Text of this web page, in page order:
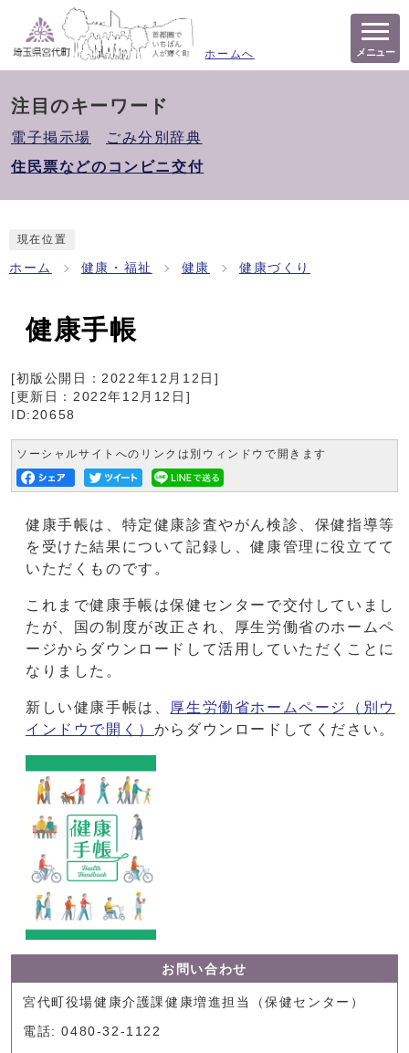
ホームへ メニュー
注目のキーワード
電子掲示場
ごみ分別辞典
住民票などのコンビニ交付
現在位置
ホーム 健康・福祉 健康 健康づくり
健康手帳
[初版公開日：2022年12月12日 ]
[更新日： 2022年12月12日 ]
ID:20658
ソーシャルサイトへのリンクは別ウィンドウで開きます
健康手帳は、特定健康診査やがん検診、保健指導等
を受けた結果について記録し、健康管理に役立てて
いただくものです。
これまで健康手帳は保健センターで交付していまし
たが、国の制度が改正され、厚生労働省のホームペ
ージからダウンロードして活用していただくことに
なりました。
新しい健康手帳は、 厚生労働省ホームページ
（別ウ
インドウで開く） からダウンロードしてください。
お問い合わせ
宮代町役場健康介護課健康増進担当（保健センター）
電話: 0480-32-1122